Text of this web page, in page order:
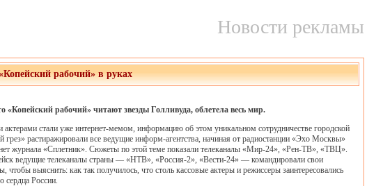
Новости рекламы
рабочий» в руках
«Копейский рабочий» читают звезды Голливуда, облетела весь мир.
актерами стали уже интернет-мемом, информацию об этом уникальном сотрудничестве городской
грез» растиражировали все ведущие информ-агентства, начиная от радиостанции «Эхо Москвы»
журнала «Сплетник». Сюжеты по этой теме показали телеканалы «Мир-24», «Рен-ТВ», «ТВЦ».
ведущие телеканалы страны — «НТВ», «Россия-2», «Вести-24» — командировали свои
чтобы выяснить: как так получилось, что столь кассовые актеры и режиссеры заинтересовались
сердца России.